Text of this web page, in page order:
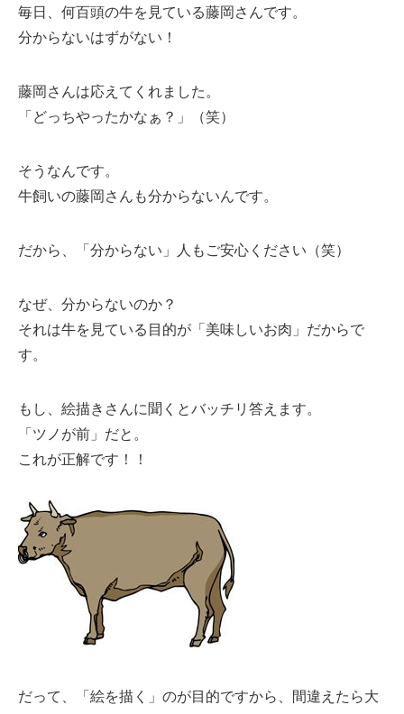
毎日、何百頭の牛を見ている藤岡さんです。
分からないはずがない！
藤岡さんは応えてくれました。
「どっちやったかなぁ？」（笑）
そうなんです。
牛飼いの藤岡さんも分からないんです。
だから、「分からない」人もご安心ください（笑）
なぜ、分からないのか？
それは牛を見ている目的が「美味しいお肉」だからで
す。
もし、絵描きさんに聞くとバッチリ答えます。
「ツノが前」だと。
これが正解です！！
だって、「絵を描く」のが目的ですから、間違えたら大